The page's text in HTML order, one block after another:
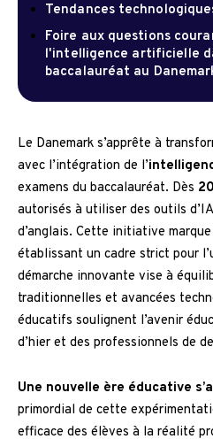
Tendances
Foire aux questions
l'intelligence artificielle
baccalauréat au
Le Danemark s’apprête à
avec l’intégration de l’
examens du baccalauréat. Dès
autorisés à utiliser des outils
d’anglais. Cette initiative
établissant un cadre strict pour
démarche innovante vise à
traditionnelles et avancées
éducatifs soulignent l’avenir
d’hier et des professionnels de
Une nouvelle ère éducative
primordial de cette
efficace des élèves à la réalité